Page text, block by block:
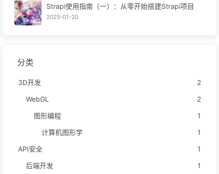
Strapi使用指南（一）：从零开始搭建Strapi项目
2025-01-20
分类
3D开发
2
WebGL
2
图形编程
1
计算机图形学
1
API安全
1
后端开发
1